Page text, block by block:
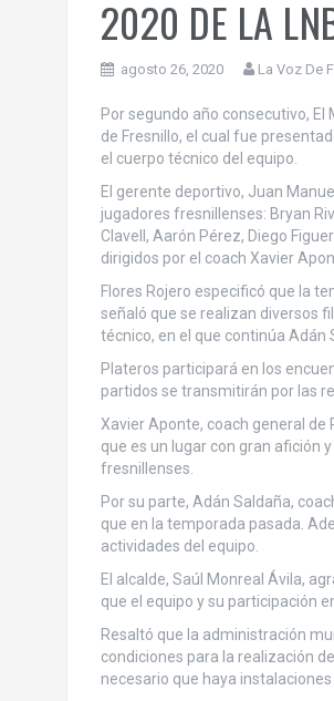
2020 DE LA
agosto 26, 2020 La Voz De
Por segundo año consecutivo,
de Fresnillo, el cual fue
el cuerpo técnico del equipo.
El gerente deportivo, Juan
jugadores fresnillenses: Bryan
Clavell, Aarón Pérez, Diego
dirigidos por el coach Xavier
Flores Rojero especificó que la
señaló que se realizan diversos
técnico, en el que continúa Adán
Plateros participará en los
partidos se transmitirán por las
Xavier Aponte, coach general
que es un lugar con gran afición
fresnillenses.
Por su parte, Adán Saldaña,
que en la temporada pasada.
actividades del equipo.
El alcalde, Saúl Monreal Ávila,
que el equipo y su participación
Resaltó que la administración
condiciones para la realización
necesario que haya